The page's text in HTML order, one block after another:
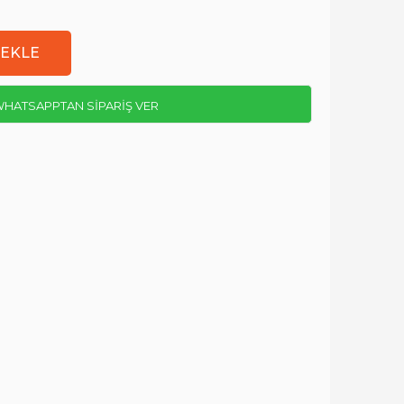
SİPARİŞ VER